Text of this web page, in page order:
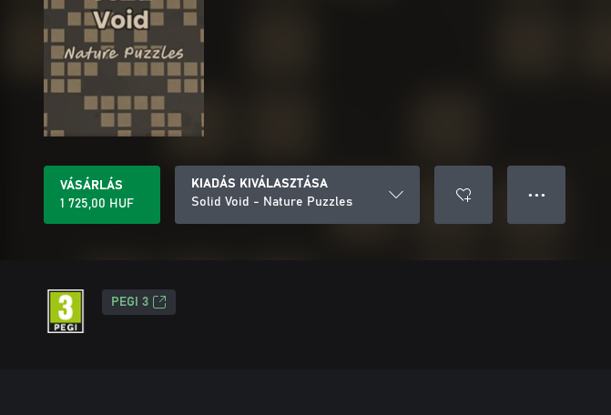
VÁSÁRLÁS
1 725,00 HUF
KIADÁS KIVÁLASZTÁSA
Solid Void - Nature Puzzles
● ● ●
PEGI 3